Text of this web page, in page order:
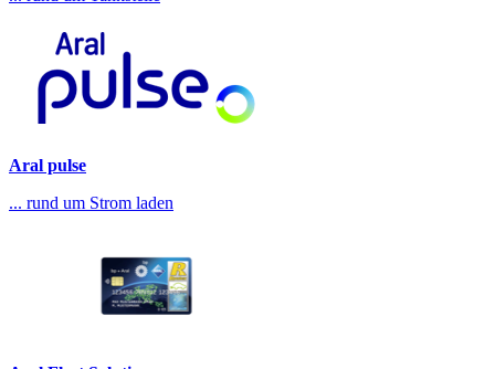
Aral pulse
... rund um Strom laden